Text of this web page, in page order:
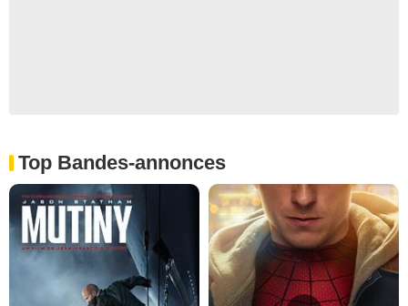
Top Bandes-annonces